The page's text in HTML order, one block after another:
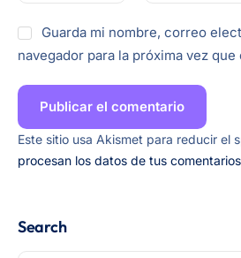
Guarda mi nombre, correo
navegador para la próxima vez que
Este sitio usa Akismet para reducir el
procesan los datos de tus
Search